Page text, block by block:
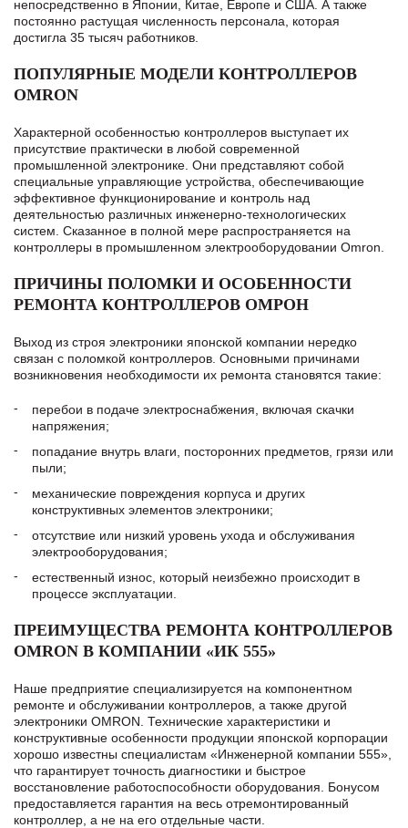
непосредственно в Японии, Китае, Европе и США. А также
постоянно растущая численность персонала, которая
достигла 35 тысяч работников.
ПОПУЛЯРНЫЕ МОДЕЛИ КОНТРОЛЛЕРОВ
OMRON
Характерной особенностью контроллеров выступает их
присутствие практически в любой современной
промышленной электронике. Они представляют собой
специальные управляющие устройства, обеспечивающие
эффективное функционирование и контроль над
деятельностью различных инженерно-технологических
систем. Сказанное в полной мере распространяется на
контроллеры в промышленном электрооборудовании Omron.
ПРИЧИНЫ ПОЛОМКИ И ОСОБЕННОСТИ
РЕМОНТА КОНТРОЛЛЕРОВ ОМРОН
Выход из строя электроники японской компании нередко
связан с поломкой контроллеров. Основными причинами
возникновения необходимости их ремонта становятся такие:
перебои в подаче электроснабжения, включая скачки
напряжения;
попадание внутрь влаги, посторонних предметов, грязи или
пыли;
механические повреждения корпуса и других
конструктивных элементов электроники;
отсутствие или низкий уровень ухода и обслуживания
электрооборудования;
естественный износ, который неизбежно происходит в
процессе эксплуатации.
ПРЕИМУЩЕСТВА РЕМОНТА КОНТРОЛЛЕРОВ
OMRON В КОМПАНИИ «ИК 555»
Наше предприятие специализируется на компонентном
ремонте и обслуживании контроллеров, а также другой
электроники OMRON. Технические характеристики и
конструктивные особенности продукции японской корпорации
хорошо известны специалистам «Инженерной компании 555»,
что гарантирует точность диагностики и быстрое
восстановление работоспособности оборудования. Бонусом
предоставляется гарантия на весь отремонтированный
контроллер, а не на его отдельные части.